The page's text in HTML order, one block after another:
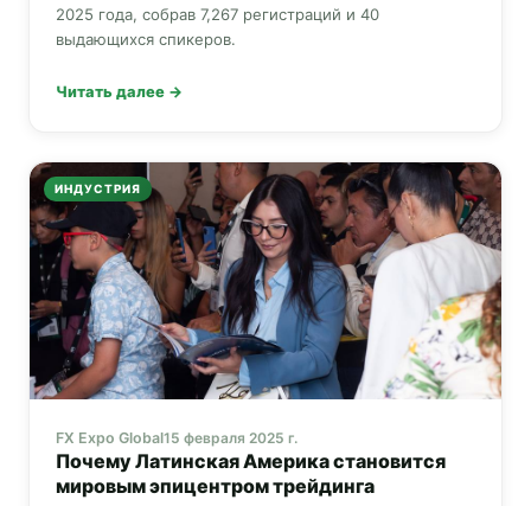
2025 года, собрав 7,267 регистраций и 40
выдающихся спикеров.
Читать далее →
ИНДУСТРИЯ
FX Expo Global15 февраля 2025 г.
Почему Латинская Америка становится
мировым эпицентром трейдинга